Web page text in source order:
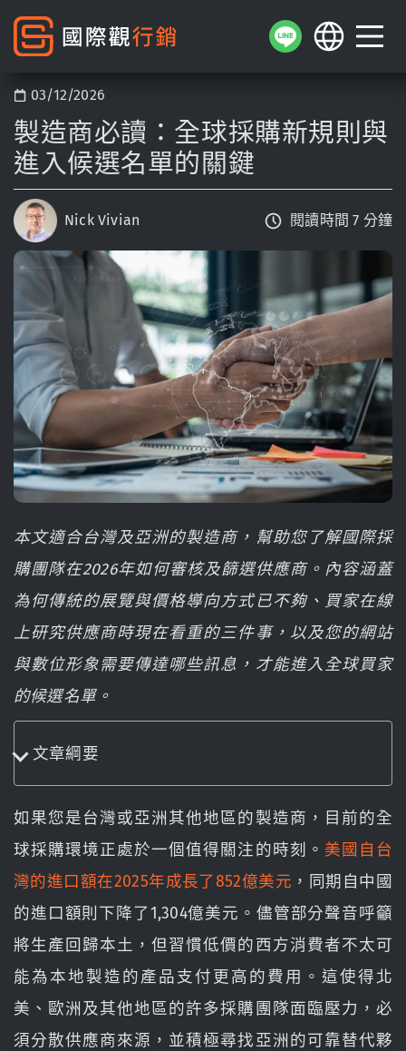
03/12/2026
製造商必讀：全球採購新規則與
進入候選名單的關鍵
Nick Vivian 閱讀時間 7 分鐘
本文適合台灣及亞洲的製造商，幫助您了解國際採
購團隊在2026年如何審核及篩選供應商。內容涵蓋
為何傳統的展覽與價格導向方式已不夠、買家在線
上研究供應商時現在看重的三件事，以及您的網站
與數位形象需要傳達哪些訊息，才能進入全球買家
的候選名單。
文章綱要
如果您是台灣或亞洲其他地區的製造商，目前的全
球採購環境正處於一個值得關注的時刻。 美國自台
灣的進口額在2025年成長了852億美元 ，同期自中國
的進口額則下降了1,304億美元。儘管部分聲音呼籲
將生產回歸本土，但習慣低價的西方消費者不太可
能為本地製造的產品支付更高的費用。這使得北
美、歐洲及其他地區的許多採購團隊面臨壓力，必
須分散供應商來源，並積極尋找亞洲的可靠替代夥